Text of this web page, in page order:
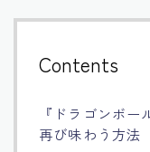
中文
Español
اللغة العربية
Contents
『ドラゴンボ
再び味わう方法